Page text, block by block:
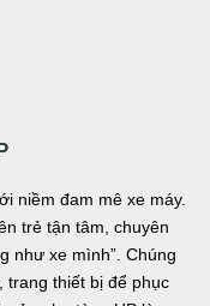
niềm đam mê xe máy.
trẻ tận tâm, chuyên
như xe mình”. Chúng
trang thiết bị để phục